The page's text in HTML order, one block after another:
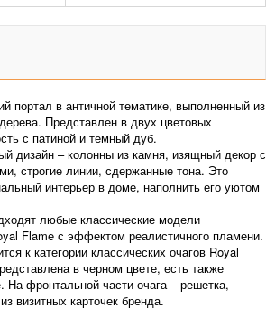
портал в античной тематике, выполненный из
Представлен в двух цветовых
с патиной и темный дуб.
дизайн – колонны из камня, изящный декор с
строгие линии, сдержанные тона. Это
интерьер в доме, наполнить его уютом
любые классические модели
Flame с эффектом реалистичного пламени.
к категории классических очагов Royal
в черном цвете, есть также
На фронтальной части очага – решетка,
визитных карточек бренда.